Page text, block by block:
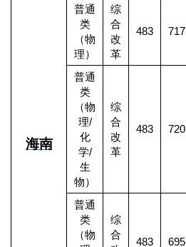
海南
普通
类
（物
理）
综
合
改
革
483 717
普通
类
（物
理/
化
学/
生
物）
综
合
改
革
483 720
普通
类
（物
综
合
483 695